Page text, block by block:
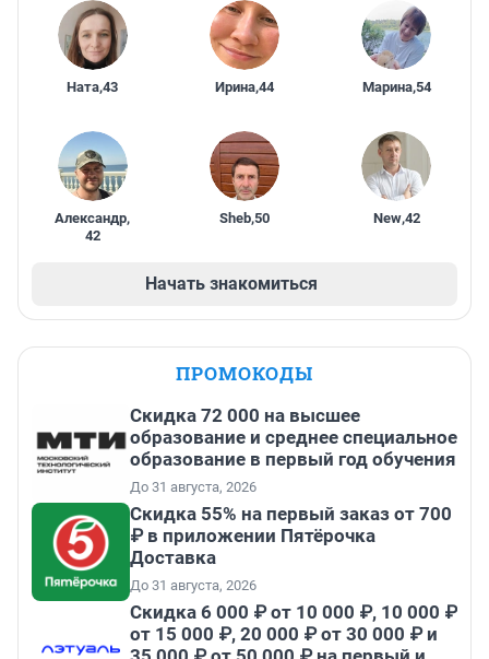
Ната,43 Ирина,44 Марина,54
Александр,
42
Sheb,50 New,42
Начать знакомиться
ПРОМОКОДЫ
Скидка 72 000 на высшее
образование и среднее специальное
образование в первый год обучения
До 31 августа, 2026
Скидка 55% на первый заказ от 700
₽ в приложении Пятёрочка
Доставка
До 31 августа, 2026
Скидка 6 000 ₽ от 10 000 ₽, 10 000 ₽
от 15 000 ₽, 20 000 ₽ от 30 000 ₽ и